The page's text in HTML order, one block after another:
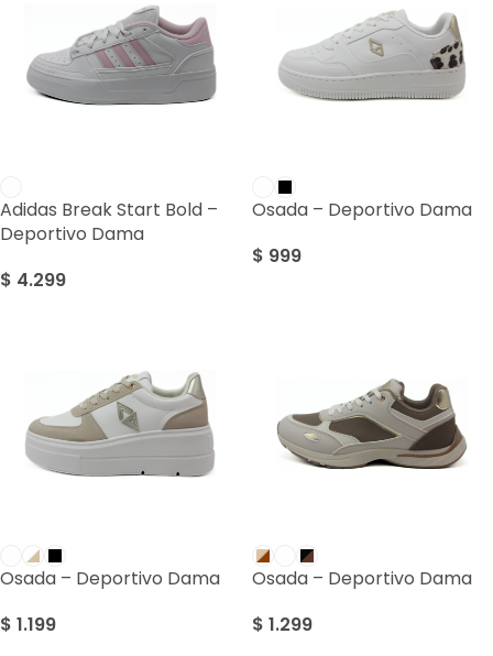
Adidas Break Start Bold –
Deportivo Dama
$ 4.299
Osada – Deportivo Dama
$ 999
Osada – Deportivo Dama
$ 1.199
Osada – Deportivo Dama
$ 1.299